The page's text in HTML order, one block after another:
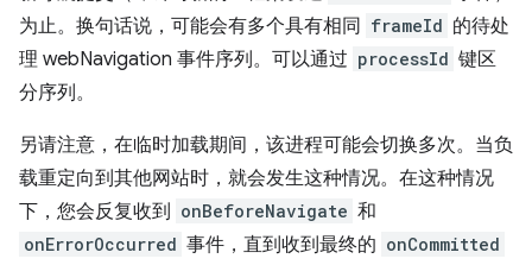
为止。换句话说，可能会有多个具有相同
frameId 的待处
理 webNavigation 事件序列。可以通过 processId 键区
分序列。
另请注意，在临时加载期间，该进程可能会切换多次。当负
载重定向到其他网站时，就会发生这种情况。在这种情况
下，您会反复收到 onBeforeNavigate 和
onErrorOccurred 事件，直到收到最终的 onCommitted